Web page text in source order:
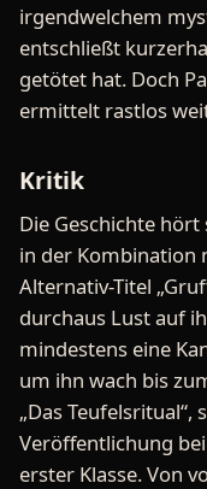
irgendwelchem
entschließt
getötet hat. Doch
ermittelt rastlos
Kritik
Die Geschichte
in der Kombination
Alternativ-Titel
durchaus Lust auf
mindestens eine
um ihn wach bis
„Das
Veröffentlichung
erster Klasse. Von